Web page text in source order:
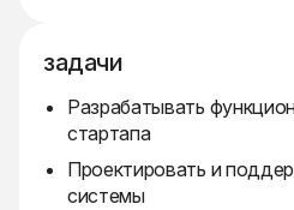
задачи
Разрабатывать
стартапа
Проектировать и
системы